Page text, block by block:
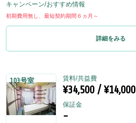
キャンペーン/おすすめ情報
初期費用無し、最短契約期間６ヵ月～
詳細をみる
103号室 賃料/共益費
¥34,500 / ¥14,000
保証金
-